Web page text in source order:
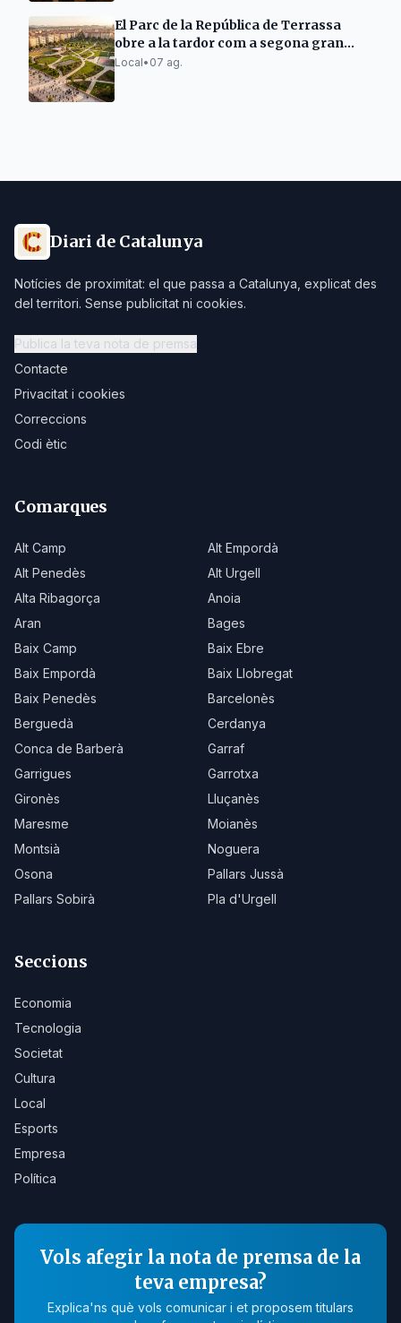
El Parc de la República de Terrassa
obre a la tardor com a segona gran
zona verda
Local• 07 ag.
Diari de Catalunya
Notícies de proximitat: el que passa a Catalunya, explicat des
del territori. Sense publicitat ni cookies.
Publica la teva nota de premsa
Contacte
Privacitat i cookies
Correccions
Codi ètic
Comarques
Alt Camp
Alt Empordà
Alt Penedès
Alt Urgell
Alta Ribagorça
Anoia
Aran
Bages
Baix Camp
Baix Ebre
Baix Empordà
Baix Llobregat
Baix Penedès
Barcelonès
Berguedà
Cerdanya
Conca de Barberà
Garraf
Garrigues
Garrotxa
Gironès
Lluçanès
Maresme
Moianès
Montsià
Noguera
Osona
Pallars Jussà
Pallars Sobirà
Pla d'Urgell
Seccions
Economia
Tecnologia
Societat
Cultura
Local
Esports
Empresa
Política
Vols afegir la nota de premsa de la
teva empresa?
Explica'ns què vols comunicar i et proposem titulars